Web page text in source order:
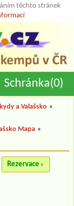
těchto stránek
Schránka(0)
a Valašsko »
Mapa »
Rezervace